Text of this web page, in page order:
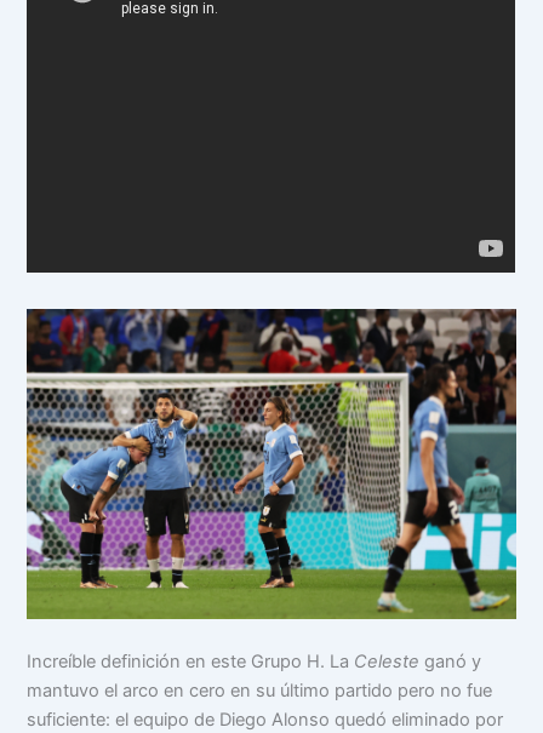
Increíble definición en este Grupo H. La Celeste ganó y
mantuvo el arco en cero en su último partido pero no fue
suficiente: el equipo de Diego Alonso quedó eliminado por